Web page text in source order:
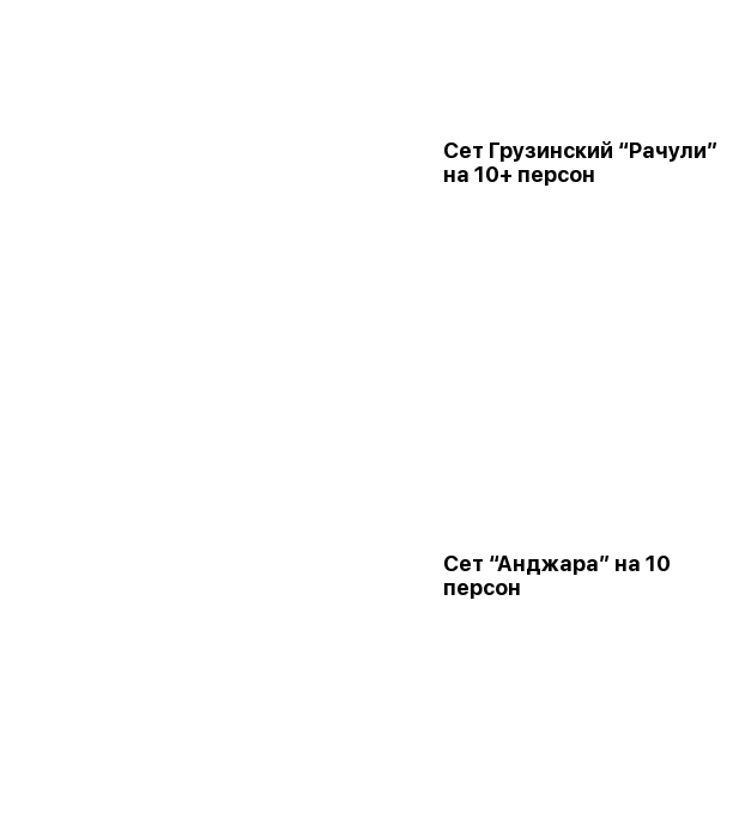
Сет Грузинский “Рачули”
на 10+ персон
Сет “Анджара” на 10
персон